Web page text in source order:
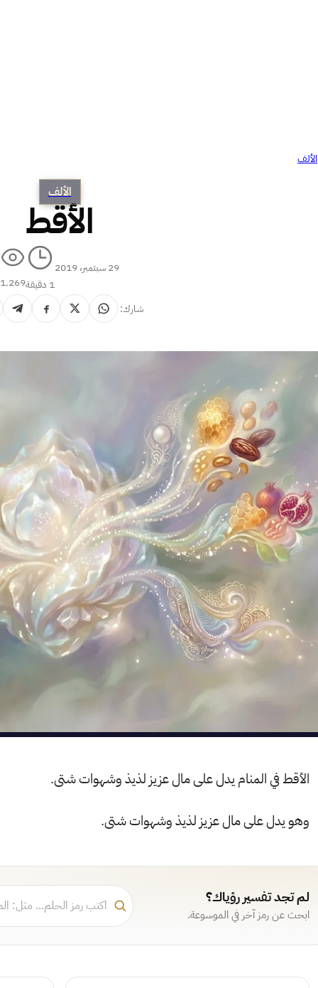
الألف
الألف
الأقط
29 سبتمبر، 2019
1 دقيقة
1٬269
شارك:
الأقط في المنام يدل على مال عزيز لذيذ وشهوات شتى.
وهو يدل على مال عزيز لذيذ وشهوات شتى.
لم تجد تفسير رؤياك؟
ابحث عن رمز آخر في الموسوعة.